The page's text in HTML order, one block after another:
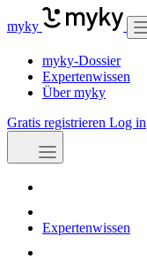
myky
myky-Dossier
Expertenwissen
Über myky
Gratis registrieren Log in
Expertenwissen